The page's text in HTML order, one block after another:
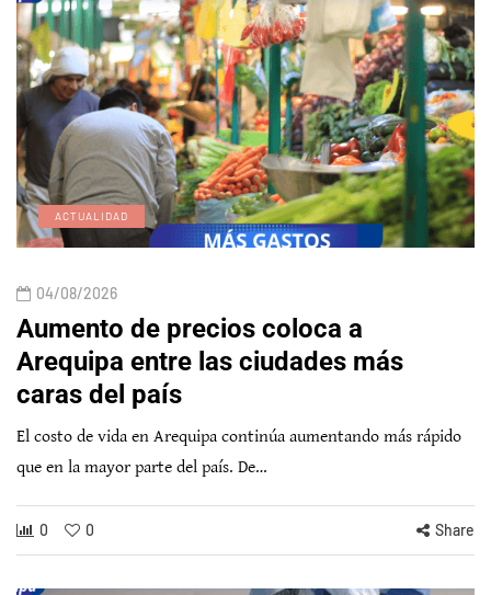
ACTUALIDAD
04/08/2026
Aumento de precios coloca a
Arequipa entre las ciudades más
caras del país
El costo de vida en Arequipa continúa aumentando más rápido
que en la mayor parte del país. De…
0 0 Share